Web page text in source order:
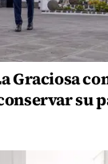
Graciosa
su